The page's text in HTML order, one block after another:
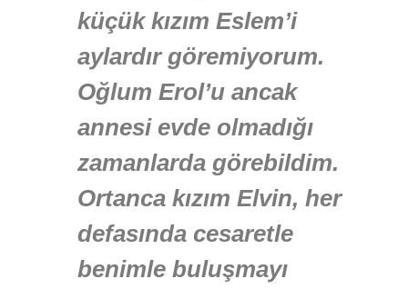
küçük kızım Eslem’i
aylardır göremiyorum.
Oğlum Erol’u ancak
annesi evde olmadığı
zamanlarda görebildim.
Ortanca kızım Elvin, her
defasında cesaretle
benimle buluşmayı